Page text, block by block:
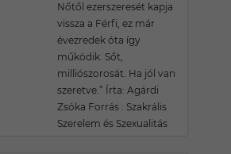
Nőtől ezerszeresét kapja
vissza a Férfi, ez már
évezredek óta így
működik. Sőt,
milliószorosát. Ha jól van
szeretve.” Írta: Agárdi
Zsóka Forrás : Szakrális
Szerelem és Szexualitás